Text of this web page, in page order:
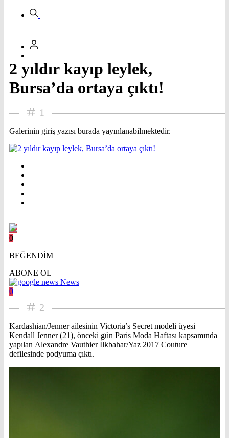
2 yıldır kayıp leylek,
Bursa’da ortaya çıktı!
1
Galerinin giriş yazısı burada yayınlanabilmektedir.
0
BEĞENDİM
ABONE OL
News
0
2
Kardashian/Jenner ailesinin Victoria’s Secret modeli üyesi
Kendall Jenner (21), önceki gün Paris Moda Haftası kapsamında
yapılan Alexandre Vauthier İlkbahar/Yaz 2017 Couture
defilesinde podyuma çıktı.